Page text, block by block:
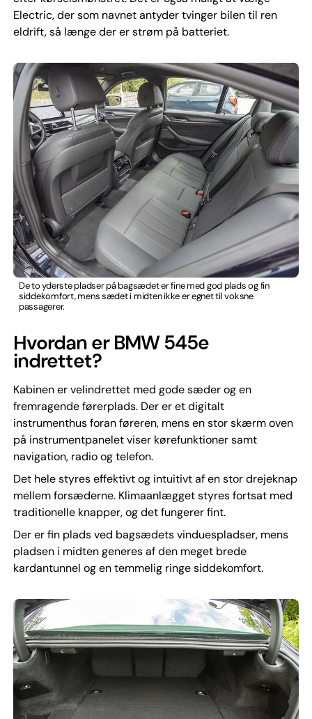
Electric, der som navnet antyder tvinger bilen til ren
eldrift, så længe der er strøm på batteriet.
De to yderste pladser på bagsædet er fine med god plads og fin
siddekomfort, mens sædet i midten ikke er egnet til voksne
passagerer.
Hvordan er BMW 545e
indrettet?
Kabinen er velindrettet med gode sæder og en
fremragende førerplads. Der er et digitalt
instrumenthus foran føreren, mens en stor skærm oven
på instrumentpanelet viser kørefunktioner samt
navigation, radio og telefon.
Det hele styres effektivt og intuitivt af en stor drejeknap
mellem forsæderne. Klimaanlægget styres fortsat med
traditionelle knapper, og det fungerer fint.
Der er fin plads ved bagsædets vinduespladser, mens
pladsen i midten generes af den meget brede
kardantunnel og en temmelig ringe siddekomfort.